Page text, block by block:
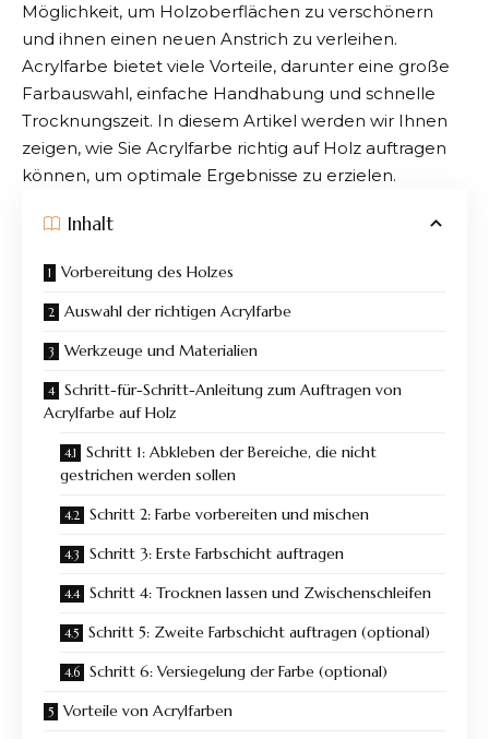
Möglichkeit, um Holzoberflächen zu verschönern
und ihnen einen neuen Anstrich zu verleihen.
Acrylfarbe bietet viele Vorteile, darunter eine große
Farbauswahl, einfache Handhabung und schnelle
Trocknungszeit. In diesem Artikel werden wir Ihnen
zeigen, wie Sie Acrylfarbe richtig auf Holz auftragen
können, um optimale Ergebnisse zu erzielen.
Inhalt
Vorbereitung des Holzes
Auswahl der richtigen Acrylfarbe
Werkzeuge und Materialien
Schritt-für-Schritt-Anleitung zum Auftragen von
Acrylfarbe auf Holz
Schritt 1: Abkleben der Bereiche, die nicht
gestrichen werden sollen
Schritt 2: Farbe vorbereiten und mischen
Schritt 3: Erste Farbschicht auftragen
Schritt 4: Trocknen lassen und Zwischenschleifen
Schritt 5: Zweite Farbschicht auftragen (optional)
Schritt 6: Versiegelung der Farbe (optional)
Vorteile von Acrylfarben